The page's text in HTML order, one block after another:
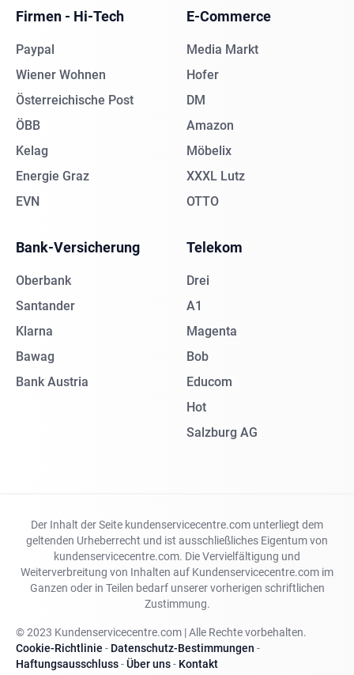
Firmen - Hi-Tech
Paypal
Wiener Wohnen
Österreichische Post
ÖBB
Kelag
Energie Graz
EVN
E-Commerce
Media Markt
Hofer
DM
Amazon
Möbelix
XXXL Lutz
OTTO
Bank-Versicherung
Oberbank
Santander
Klarna
Bawag
Bank Austria
Telekom
Drei
A1
Magenta
Bob
Educom
Hot
Salzburg AG
Der Inhalt der Seite kundenservicecentre.com unterliegt dem
geltenden Urheberrecht und ist ausschließliches Eigentum von
kundenservicecentre.com. Die Vervielfältigung und
Weiterverbreitung von Inhalten auf Kundenservicecentre.com im
Ganzen oder in Teilen bedarf unserer vorherigen schriftlichen
Zustimmung.
© 2023 Kundenservicecentre.com | Alle Rechte vorbehalten.
Cookie-Richtlinie - Datenschutz-Bestimmungen -
Haftungsausschluss-Über uns- Kontakt